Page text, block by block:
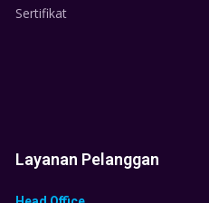
Sertifikat
Layanan Pelanggan